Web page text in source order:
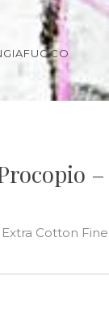
Cotton Fine